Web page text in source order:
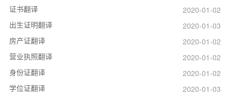
证书翻译
2020-01-02
出生证明翻译
2020-01-03
房产证翻译
2020-01-02
营业执照翻译
2020-01-02
身份证翻译
2020-01-02
学位证翻译
2020-01-03